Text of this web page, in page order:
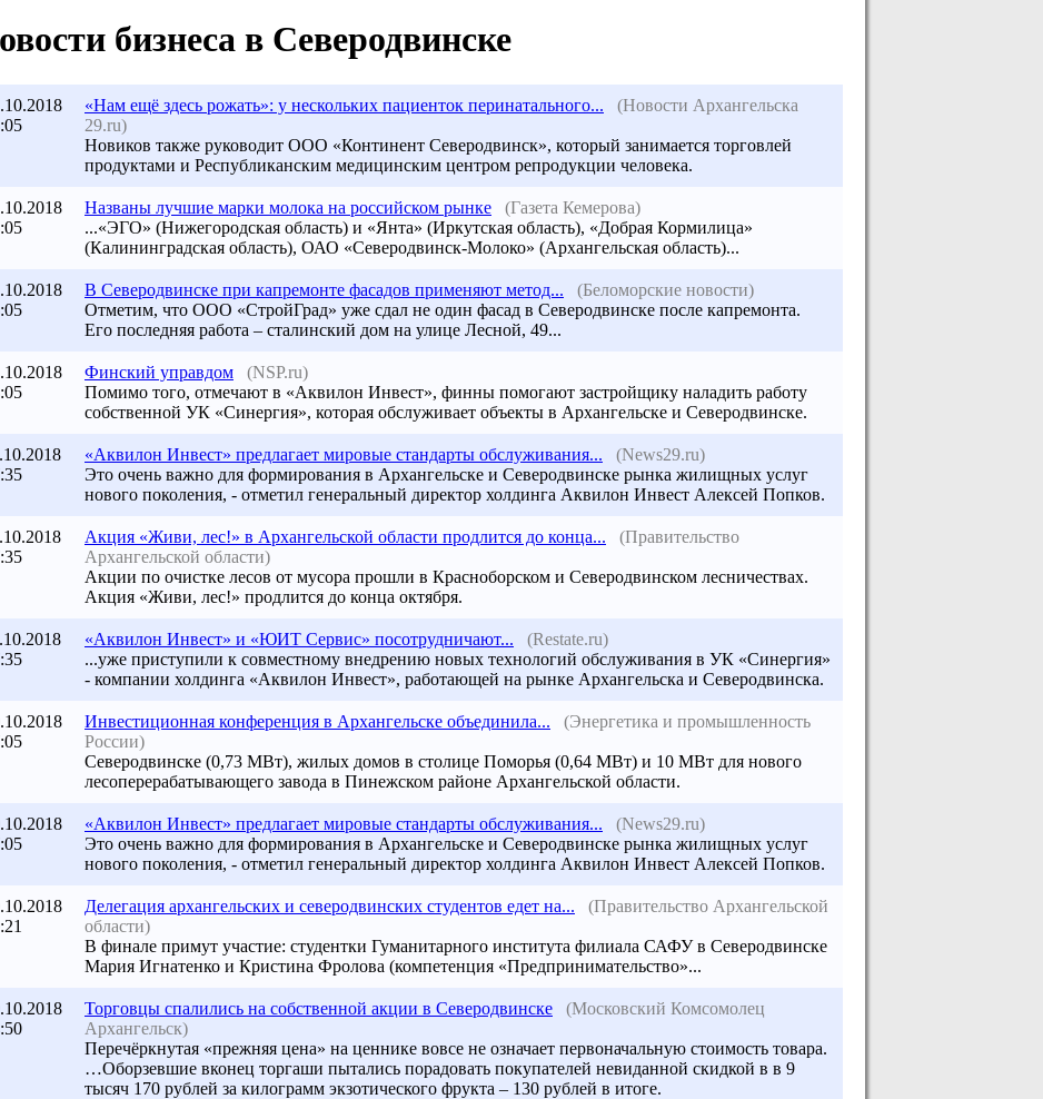
бизнеса в Северодвинске
«Нам ещё здесь рожать»: у нескольких пациенток перинатального...
(Новости Архангельска
29.ru)
Новиков также руководит ООО «Континент Северодвинск», который занимается торговлей
продуктами и Республиканским медицинским центром репродукции человека.
Названы лучшие марки молока на российском рынке
(Газета Кемерова)
...«ЭГО» (Нижегородская область) и «Янта» (Иркутская область), «Добрая Кормилица»
(Калининградская область), ОАО «Северодвинск-Молоко» (Архангельская область)...
В Северодвинске при капремонте фасадов применяют метод...
(Беломорские новости)
Отметим, что ООО «СтройГрад» уже сдал не один фасад в Северодвинске после капремонта.
Его последняя работа – сталинский дом на улице Лесной, 49...
Финский управдом
(NSP.ru)
Помимо того, отмечают в «Аквилон Инвест», финны помогают застройщику наладить работу
собственной УК «Синергия», которая обслуживает объекты в Архангельске и Северодвинске.
«Аквилон Инвест» предлагает мировые стандарты обслуживания...
(News29.ru)
Это очень важно для формирования в Архангельске и Северодвинске рынка жилищных услуг
нового поколения, - отметил генеральный директор холдинга Аквилон Инвест Алексей Попков.
Акция «Живи, лес!» в Архангельской области продлится до конца...
(Правительство
Архангельской области)
Акции по очистке лесов от мусора прошли в Красноборском и Северодвинском лесничествах.
Акция «Живи, лес!» продлится до конца октября.
«Аквилон Инвест» и «ЮИТ Сервис» посотрудничают...
(Restate.ru)
...уже приступили к совместному внедрению новых технологий обслуживания в УК «Синергия»
- компании холдинга «Аквилон Инвест», работающей на рынке Архангельска и Северодвинска.
Инвестиционная конференция в Архангельске объединила...
(Энергетика и промышленность
России)
Северодвинске (0,73 МВт), жилых домов в столице Поморья (0,64 МВт) и 10 МВт для нового
лесоперерабатывающего завода в Пинежском районе Архангельской области.
«Аквилон Инвест» предлагает мировые стандарты обслуживания...
(News29.ru)
Это очень важно для формирования в Архангельске и Северодвинске рынка жилищных услуг
нового поколения, - отметил генеральный директор холдинга Аквилон Инвест Алексей Попков.
Делегация архангельских и северодвинских студентов едет на...
(Правительство Архангельской
области)
В финале примут участие: студентки Гуманитарного института филиала САФУ в Северодвинске
Мария Игнатенко и Кристина Фролова (компетенция «Предпринимательство»...
Торговцы спалились на собственной акции в Северодвинске
(Московский Комсомолец
Архангельск)
Перечёркнутая «прежняя цена» на ценнике вовсе не означает первоначальную стоимость товара.
…Оборзевшие вконец торгаши пытались порадовать покупателей невиданной скидкой в в 9
тысяч 170 рублей за килограмм экзотического фрукта – 130 рублей в итоге.